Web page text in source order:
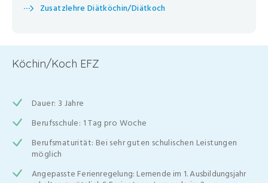
Zusatzlehre Diätköchin/Diätkoch
Köchin/Koch EFZ
Dauer: 3 Jahre
Berufsschule: 1 Tag pro Woche
Berufsmaturität: Bei sehr guten schulischen Leistungen
möglich
Angepasste Ferienregelung: Lernende im 1. Ausbildungsjahr